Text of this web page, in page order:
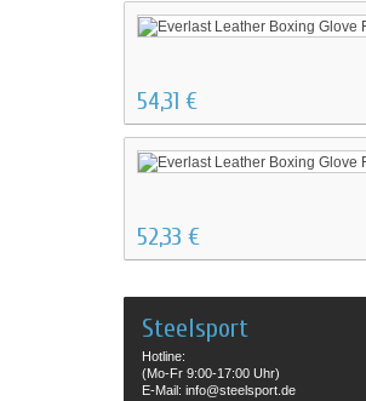
54,31 €
52,33 €
Steelsport
Hotline:
(Mo-Fr 9:00-17:00 Uhr)
E-Mail: info@steelsport.de